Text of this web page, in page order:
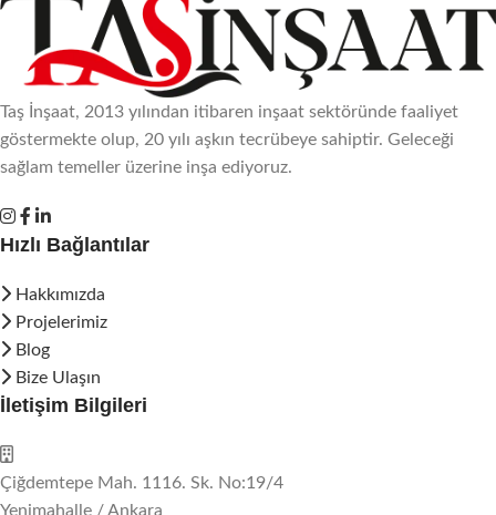
Taş İnşaat, 2013 yılından itibaren inşaat sektöründe faaliyet
göstermekte olup, 20 yılı aşkın tecrübeye sahiptir. Geleceği
sağlam temeller üzerine inşa ediyoruz.
Hızlı Bağlantılar
Hakkımızda
Projelerimiz
Blog
Bize Ulaşın
İletişim Bilgileri
Çiğdemtepe Mah. 1116. Sk. No:19/4
Yenimahalle / Ankara